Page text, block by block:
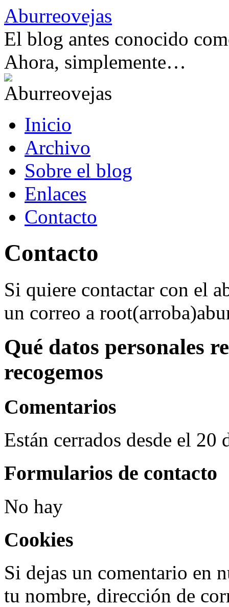
Saltar
al
contenido
Aburreovejas
El blog antes conocido
Ahora, simplemente…
Inicio
Archivo
Sobre el blog
Enlaces
Contacto
Contacto
Si quiere contactar con el
un correo a
Qué datos personales
recogemos
Comentarios
Están cerrados desde el 20
Formularios de contacto
No hay
Cookies
Si dejas un comentario en
tu nombre, dirección de